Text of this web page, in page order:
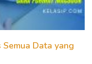
Data yang